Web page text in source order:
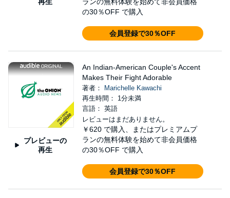
の30％OFF で購入
会員登録で30％OFF
プレビューの
再生
An Indian-American Couple's Accent
Makes Their Fight Adorable
著者：
Marichelle Kawachi
再生時間： 1分未満
言語： 英語
レビューはまだありません。
￥620 で購入、またはプレミアムプ
ランの無料体験を始めて非会員価格
の30％OFF で購入
会員登録で30％OFF